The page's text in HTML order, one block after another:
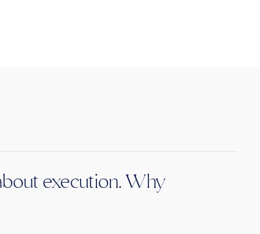
execution. Why